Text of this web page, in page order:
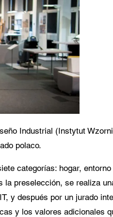
Industrial (Instytut
polaco.
categorías: hogar,
preselección, se realiza
y después por un jurado
y los valores adicionales
del formulario anterior sean
empleado responsable de Centor que
todas las directrices de protección de